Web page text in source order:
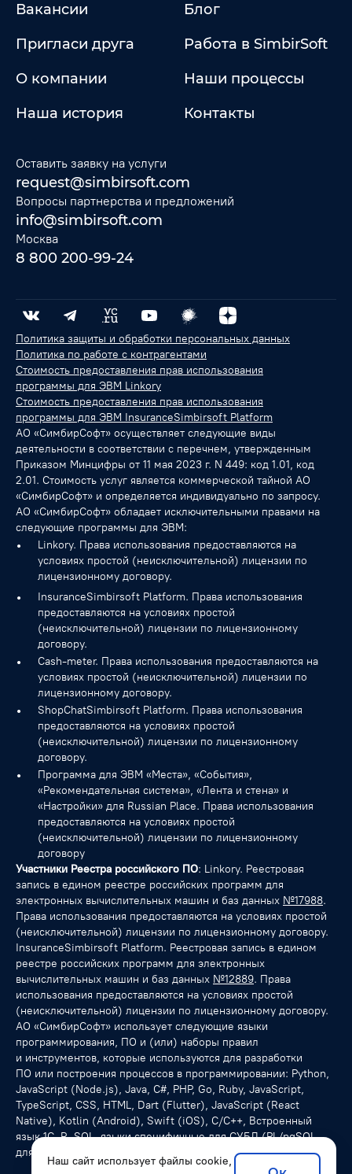
Вакансии
Блог
Пригласи друга
Работа в SimbirSoft
О компании
Наши процессы
Наша история
Контакты
Оставить заявку на услуги
request@simbirsoft.com
Вопросы партнерства и предложений
info@simbirsoft.com
Москва
8 800 200-99-24
Политика защиты и обработки персональных данных
Политика по работе с контрагентами
Стоимость предоставления прав использования
программы для ЭВМ Linkory
Стоимость предоставления прав использования
программы для ЭВМ InsuranceSimbirsoft Platform
АО «СимбирСофт» осуществляет следующие виды
деятельности в соответствии с перечнем, утвержденным
Приказом Минцифры от 11 мая 2023 г. N 449: код 1.01, код
2.01. Стоимость услуг является коммерческой тайной АО
«СимбирСофт» и определяется индивидуально по запросу.
АО «СимбирСофт» обладает исключительными правами на
следующие программы для ЭВМ:
Linkory. Права использования предоставляются на
условиях простой (неисключительной) лицензии по
лицензионному договору.
InsuranceSimbirsoft Platform. Права использования
предоставляются на условиях простой
(неисключительной) лицензии по лицензионному
договору.
Cash-meter. Права использования предоставляются на
условиях простой (неисключительной) лицензии по
лицензионному договору.
ShopChatSimbirsoft Platform. Права использования
предоставляются на условиях простой
(неисключительной) лицензии по лицензионному
договору.
Программа для ЭВМ «Места», «События»,
«Рекомендательная система», «Лента и стена» и
«Настройки» для Russian Place. Права использования
предоставляются на условиях простой
(неисключительной) лицензии по лицензионному
договору
Участники Реестра российского ПО: Linkory. Реестровая
запись в едином реестре российских программ для
электронных вычислительных машин и баз данных №17988.
Права использования предоставляются на условиях простой
(неисключительной) лицензии по лицензионному договору.
InsuranceSimbirsoft Platform. Реестровая запись в едином
реестре российских программ для электронных
вычислительных машин и баз данных №12889. Права
использования предоставляются на условиях простой
(неисключительной) лицензии по лицензионному договору.
АО «СимбирСофт» использует следующие языки
программирования, ПО и (или) наборы правил
и инструментов, которые используются для разработки
ПО или построения процессов в программировании: Python,
JavaScript (Node.js), Java, C#, PHP, Go, Ruby, JavaScript,
TypeScript, CSS, HTML, Dart (Flutter), JavaScript (React
Native), Kotlin (Android), Swift (iOS), С/C++, Встроенный
язык 1С, R, SQL, языки специфичные для СУБД (PL/pgSQL
для PostgreSQL), NoSQL-запросы.
Наш сайт использует файлы cookie,